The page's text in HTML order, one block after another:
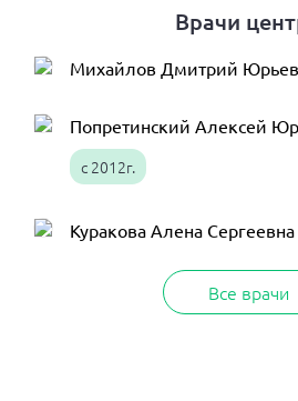
Врачи
Михайлов Дмитрий
Попретинский Алексей
с 2012г.
Куракова Алена Сергеевна
Все врачи